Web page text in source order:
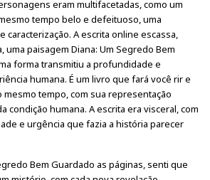
eram multifacetadas, como um
tempo belo e defeituoso, uma
caracterização. A escrita online escassa,
paisagem Diana: Um Segredo Bem
forma transmitiu a profundidade e
humana. É um livro que fará você rir e
mesmo tempo, com sua representação
condição humana. A escrita era visceral, com
e urgência que fazia a história parecer
Bem Guardado as páginas, senti que